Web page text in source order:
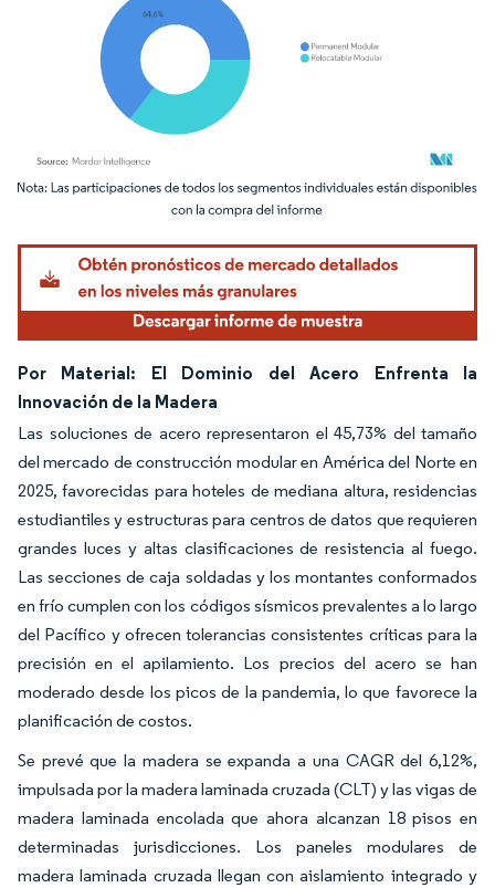
Imagen © Mordor Intelligence. El uso requiere atribución según CC BY 4.0.
Por Material: El Dominio del Acero Enfrenta la
Innovación de la Madera
Las soluciones de acero representaron el 45,73% del tamaño
del mercado de construcción modular en América del Norte en
2025, favorecidas para hoteles de mediana altura, residencias
estudiantiles y estructuras para centros de datos que requieren
grandes luces y altas clasificaciones de resistencia al fuego.
Las secciones de caja soldadas y los montantes conformados
en frío cumplen con los códigos sísmicos prevalentes a lo largo
del Pacífico y ofrecen tolerancias consistentes críticas para la
precisión en el apilamiento. Los precios del acero se han
moderado desde los picos de la pandemia, lo que favorece la
planificación de costos.
Se prevé que la madera se expanda a una CAGR del 6,12%,
impulsada por la madera laminada cruzada (CLT) y las vigas de
madera laminada encolada que ahora alcanzan 18 pisos en
determinadas jurisdicciones. Los paneles modulares de
madera laminada cruzada llegan con aislamiento integrado y